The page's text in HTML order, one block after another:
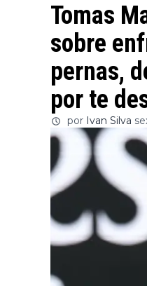
Tomas
sobre
pernas,
por te
por Ivan Silva